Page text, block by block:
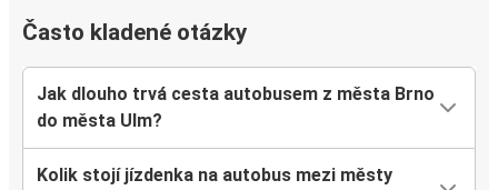
Často kladené otázky
Jak dlouho trvá cesta autobusem z města Brno
do města Ulm?
Kolik stojí jízdenka na autobus mezi městy